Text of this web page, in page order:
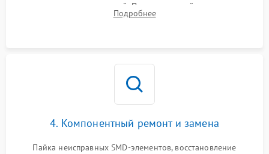
дежурных напряжений. Проверка цепей питания,
мультиконтроллера, процессора и видеочипа.
Подробнее
4. Компонентный ремонт и замена
Пайка неисправных SMD-элементов, восстановление